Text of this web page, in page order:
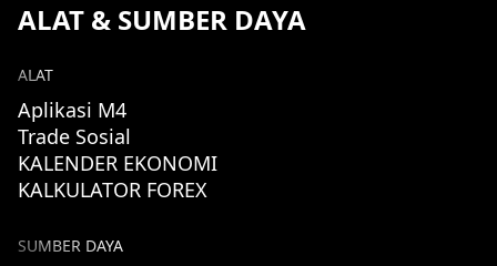
ALAT & SUMBER DAYA
ALAT
Aplikasi M4
Trade Sosial
KALENDER EKONOMI
KALKULATOR FOREX
SUMBER DAYA